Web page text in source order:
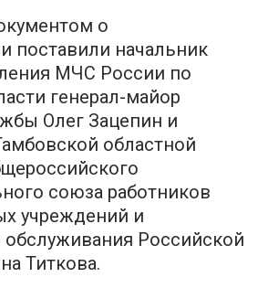
о
поставили начальник
МЧС России по
генерал-майор
Олег Зацепин и
областной
союза работников
учреждений и
Российской
Титкова.